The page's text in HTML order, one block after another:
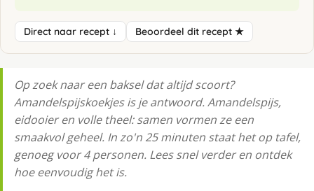
Direct naar recept ↓ Beoordeel dit recept ★
Op zoek naar een baksel dat altijd scoort?
Amandelspijskoekjes is je antwoord. Amandelspijs,
eidooier en volle theel: samen vormen ze een
smaakvol geheel. In zo'n 25 minuten staat het op tafel,
genoeg voor 4 personen. Lees snel verder en ontdek
hoe eenvoudig het is.